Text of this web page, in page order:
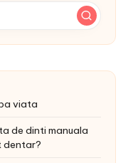
viata
de dinti manuala
dentar?